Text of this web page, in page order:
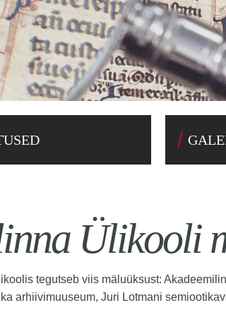
Ülikooli
tegutseb viis mäluüksust:
arhiivimuuseum, Juri Lotmani